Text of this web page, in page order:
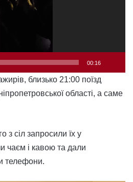
00:16
близько 21:00 поїзд
області, а саме
з сіл запросили їх у
чаєм і кавою та дали
телефони.